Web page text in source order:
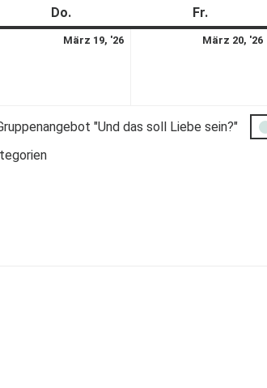
Do. Fr.
März 19, '26 März 20, '26
"Und das soll Liebe sein?"